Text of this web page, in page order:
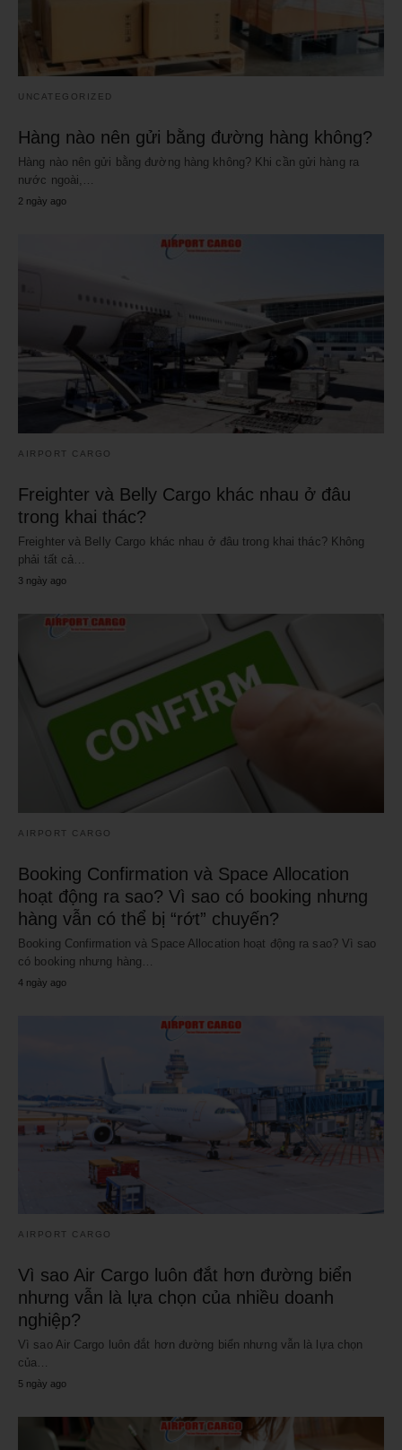
UNCATEGORIZED
Hàng nào nên gửi bằng đường hàng không?
Hàng nào nên gửi bằng đường hàng không? Khi cần gửi hàng ra
nước ngoài,…
2 ngày ago
AIRPORT CARGO
Freighter và Belly Cargo khác nhau ở đâu
trong khai thác?
Freighter và Belly Cargo khác nhau ở đâu trong khai thác? Không
phải tất cả…
3 ngày ago
AIRPORT CARGO
Booking Confirmation và Space Allocation
hoạt động ra sao? Vì sao có booking nhưng
hàng vẫn có thể bị “rớt” chuyến?
Booking Confirmation và Space Allocation hoạt động ra sao? Vì sao
có booking nhưng hàng…
4 ngày ago
AIRPORT CARGO
Vì sao Air Cargo luôn đắt hơn đường biển
nhưng vẫn là lựa chọn của nhiều doanh
nghiệp?
Vì sao Air Cargo luôn đắt hơn đường biển nhưng vẫn là lựa chọn
của…
5 ngày ago